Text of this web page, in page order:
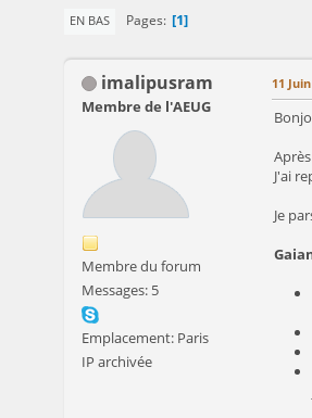
EN BAS Pages 1
imalipusram
Membre de l'AEUG
Membre du forum
Messages: 5
Emplacement: Paris
IP archivée
11
J'ai
Je